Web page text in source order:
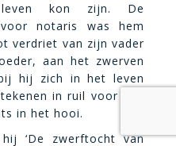
kon zijn. De
notaris was hem
verdriet van zijn vader
aan het zwerven
hij zich in het leven
in ruil voor een
in het hooi.
‘De zwerftocht van